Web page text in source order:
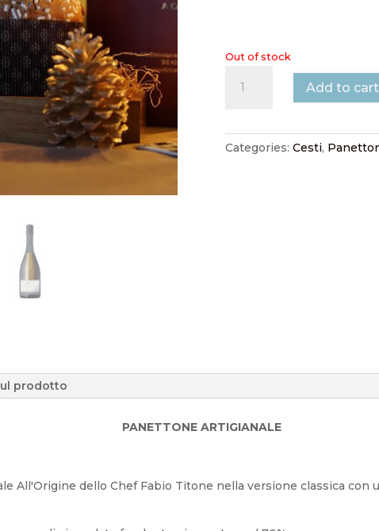
Out of stock
artigianale
millesimato
Add to cart
Categories: Cesti,
prodotto
PANETTONE ARTIGIANALE
All'Origine dello Chef Fabio Titone nella versione classica con